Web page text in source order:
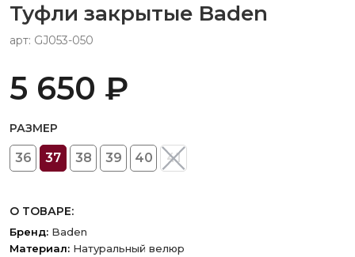
Туфли закрытые Baden
арт: GJ053-050
5 650 ₽
РАЗМЕР
36 37 38 39 40 41
О ТОВАРЕ:
Бренд: Baden
Материал: Натуральный велюр